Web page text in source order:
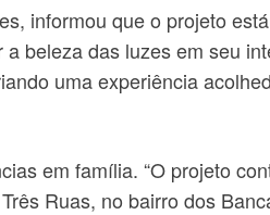
informou que o projeto
beleza das luzes em seu
uma experiência
em família. “O projeto
Ruas, no bairro dos